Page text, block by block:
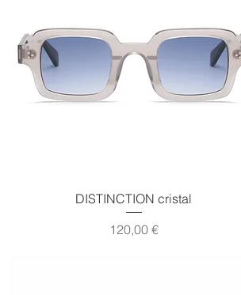
Vista rápida
DISTINCTION cristal
Precio
120,00 €